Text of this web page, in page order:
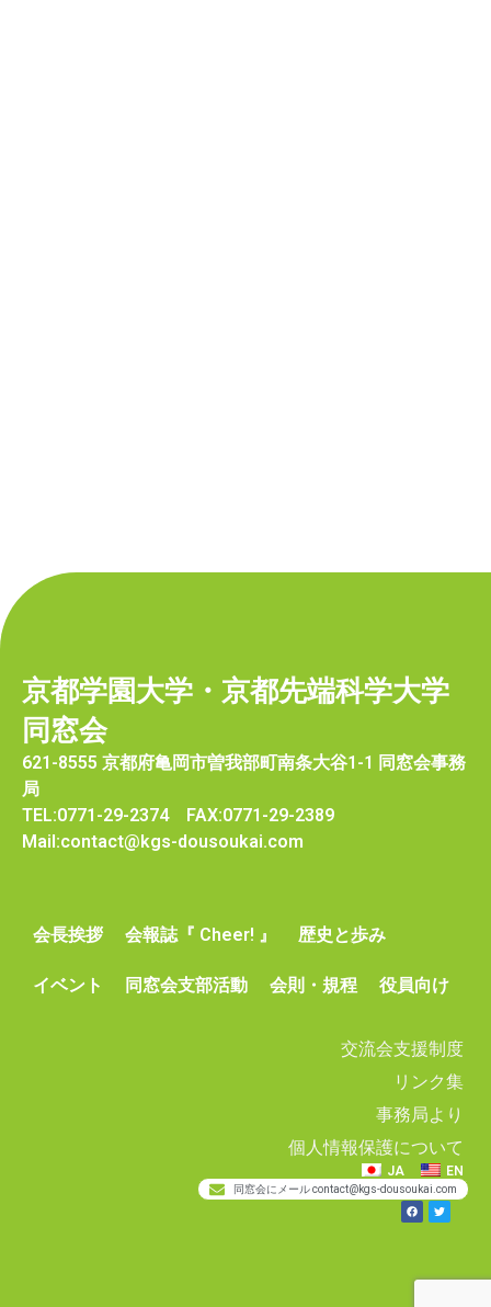
京都学園大学・京都先端科学大学
同窓会
621-8555 京都府亀岡市曽我部町南条大谷1-1 同窓会事務
局
TEL:0771-29-2374 FAX:0771-29-2389
Mail:contact@kgs-dousoukai.com
会長挨拶 会報誌『 Cheer! 』 歴史と歩み
イベント 同窓会支部活動 会則・規程 役員向け
交流会支援制度
リンク集
事務局より
個人情報保護について
JA EN
同窓会にメール contact@kgs-dousoukai.com